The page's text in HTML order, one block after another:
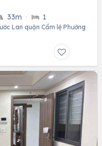
33m · 1
Lan quận Cẩm lệ Phường